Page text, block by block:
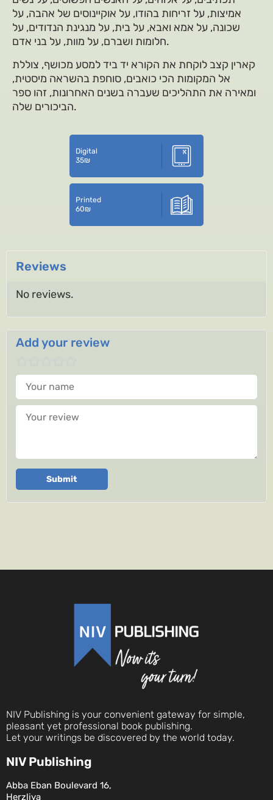
אמיצות, על זריחות בהודו, על אוקיינוסים של אהבה, על
שכונה, על אמא ואבא, על בית, על מנגינת הנדודים, על
חלומות ושברם, על מוות, על בני אדם.
קארין קצב לוקחת את הקורא יד ביד למסע מכושף, צוללת
אל המקומות הכי כואבים, סוחפת בהשראה מיסטית,
ומאירה את התהליכים שעברה בשנים האחרונות, זהו ספר
הביכורים שלה.
Digital
35₪
Printed
60₪
Reviews
No reviews.
Add your review
Your name
Your review
Submit
NIV Publishing is your convenient gateway for simple,
pleasant yet professional book publishing.
Let your writings be discovered by the world today.
NIV Publishing
Abba Eban Boulevard 16,
Herzliya